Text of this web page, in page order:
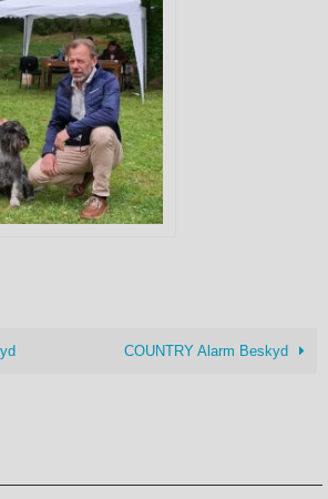
COUNTRY Alarm Beskyd